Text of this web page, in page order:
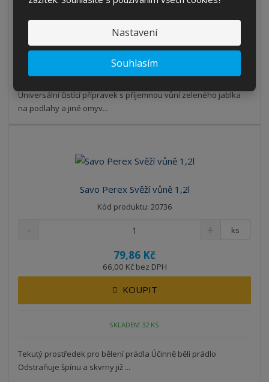
Nastavení
Souhlasím
65,00 Kč bez DPH
KOUPIT
SKLADEM 1 KS
Universální čistící přípravek s příjemnou vůní zeleného jablka
na podlahy a jiné omyv...
Savo Perex Svěží vůně 1,2l
Kód produktu: 20736
79,86 Kč
66,00 Kč bez DPH
ks
KOUPIT
SKLADEM 32 KS
Tekutý prostředek pro bělení prádla Účinně bělí prádlo
Odstraňuje špínu a skvrny již ...